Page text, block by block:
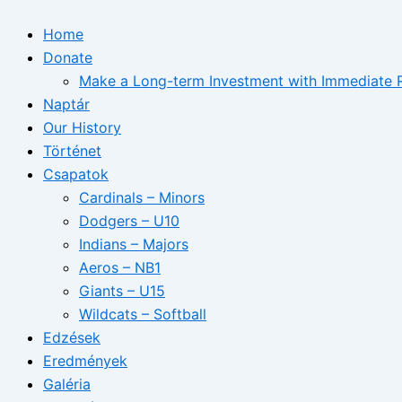
Home
Donate
Make a Long-term Investment with Immediate
Naptár
Our History
Történet
Csapatok
Cardinals – Minors
Dodgers – U10
Indians – Majors
Aeros – NB1
Giants – U15
Wildcats – Softball
Edzések
Eredmények
Galéria